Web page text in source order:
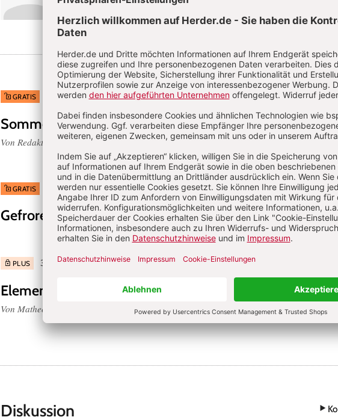
GRATIS 5/2026: Wenn Worte auf sich warten lassen: Verzögerungen erkennen &
Sommerliche Rezepte:Eine willkommene Erfrischung
Von Redaktion Kleinstkinder
GRATIS 4/2026: Warum Peers so wichtig sind: Frühe Begegnungen begleiten S. 31
Gefrorene Desserts:Hurra, es ist Eiszeit! Von Angelika Hiller
PLUS 3/2026: Fremdeln & Introvertiertheit: Wenn Nähe Zeit braucht
Elementare Musikpädagogik Klang als Zugang zur Welt
Von Matheo Bucher
Diskussion